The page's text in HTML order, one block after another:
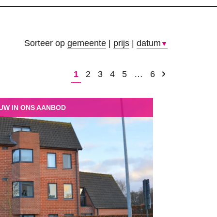
Sorteer op gemeente prijs datum ▼
1 2 3 4 5 … 6
IN ONS AANBOD